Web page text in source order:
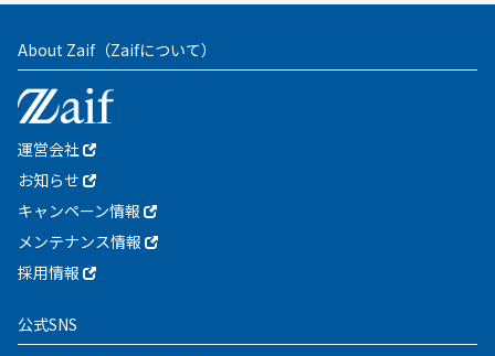
About Zaif（Zaifについて）
運営会社
お知らせ
キャンペーン情報
メンテナンス情報
採用情報
公式SNS